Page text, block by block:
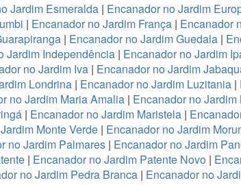
Jardim Esmeralda | Encanador no Jardim
| Encanador no Jardim França| Encanador
| Encanador no Jardim Guedala |
Jardim Independência| Encanador no Jardim
no Jardim Iva| Encanador no Jardim
Londrina | Encanador no Jardim Luzitania |
no Jardim Maria Amalia | Encanador no
| Encanador no Jardim Maristela|
Monte Verde| Encanador no Jardim
no Jardim Palmares| Encanador no Jardim
| Encanador no Jardim Patente Novo |
no Jardim Pedra Branca| Encanador no